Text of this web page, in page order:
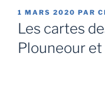
PUBLIÉ
LE
1 MARS 2020 PAR
Les cartes
Plouneour